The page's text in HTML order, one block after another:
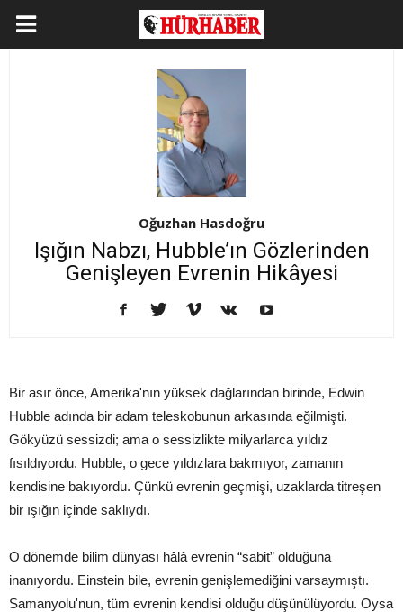
Oğuzhan Hasdoğru
Işığın Nabzı, Hubble’ın Gözlerinden
Genişleyen Evrenin Hikâyesi
Bir asır önce, Amerika'nın yüksek dağlarından birinde, Edwin
Hubble adında bir adam teleskobunun arkasında eğilmişti.
Gökyüzü sessizdi; ama o sessizlikte milyarlarca yıldız
fısıldıyordu. Hubble, o gece yıldızlara bakmıyor, zamanın
kendisine bakıyordu. Çünkü evrenin geçmişi, uzaklarda titreşen
bir ışığın içinde saklıydı.
O dönemde bilim dünyası hâlâ evrenin “sabit” olduğuna
inanıyordu. Einstein bile, evrenin genişlemediğini varsaymıştı.
Samanyolu'nun, tüm evrenin kendisi olduğu düşünülüyordu. Oysa